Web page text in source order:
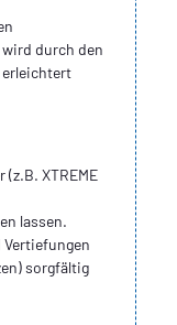
durch den
XTREME
lassen.
Vertiefungen
sorgfältig